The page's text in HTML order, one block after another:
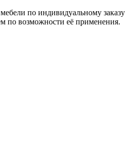
по индивидуальному заказу
по возможности её применения.